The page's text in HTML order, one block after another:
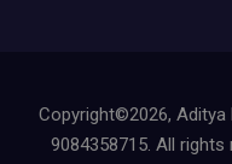
Copyright©2026, Aditya
9084358715. All